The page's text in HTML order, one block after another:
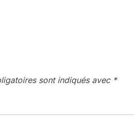
sont indiqués avec *